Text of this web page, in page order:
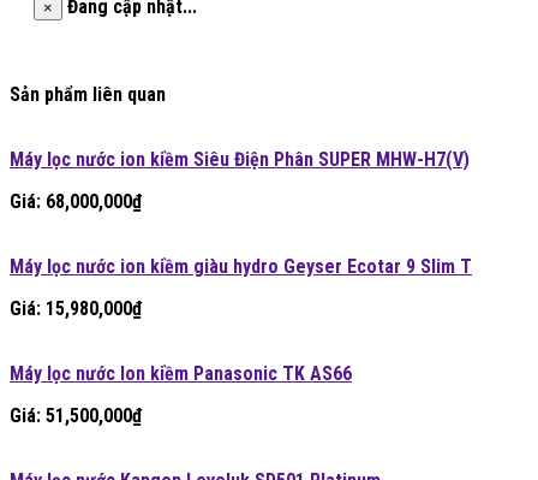
× Đang cập nhật...
Sản phẩm liên quan
Máy lọc nước ion kiềm Siêu Điện Phân SUPER MHW-H7(V)
Giá: 68,000,000₫
Máy lọc nước ion kiềm giàu hydro Geyser Ecotar 9 Slim T
Giá: 15,980,000₫
Máy lọc nước Ion kiềm Panasonic TK AS66
Giá: 51,500,000₫